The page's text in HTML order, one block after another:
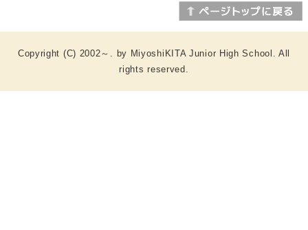
Copyright (C) 2002～. by MiyoshiKITA Junior High School. All
rights reserved.